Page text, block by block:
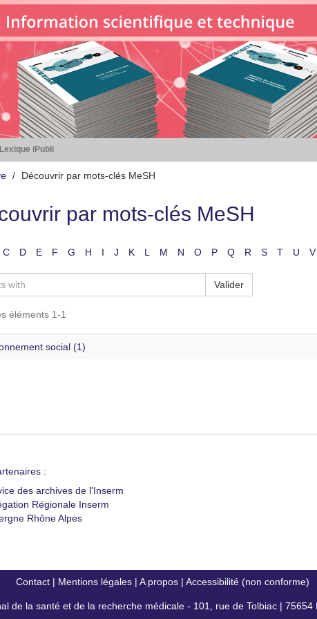
Lexique iPubli
Découvrir par mots-clés MeSH
par mots-clés MeSH
C D E F G H I J K L M N O P Q R S T U V
Valider
éléments 1-1
social (1)
:
des archives de l'Inserm
Régionale Inserm
Rhône Alpes
Contact| Mentions légales| A propos| Accessibilité (non conforme)
de la santé et de la recherche médicale - 101, rue de Tolbiac | 75654